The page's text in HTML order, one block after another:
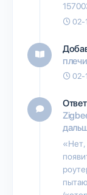
02-
плечи
02-
«Нет,